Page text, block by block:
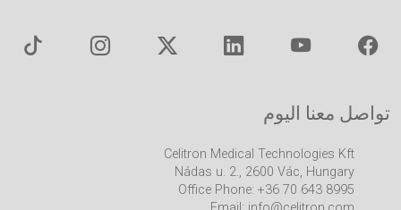
تواصل معنا اليوم
Celitron Medical Technologies Kft
Nádas u. 2., 2600 Vác, Hungary
Office Phone: +36 70 643 8995